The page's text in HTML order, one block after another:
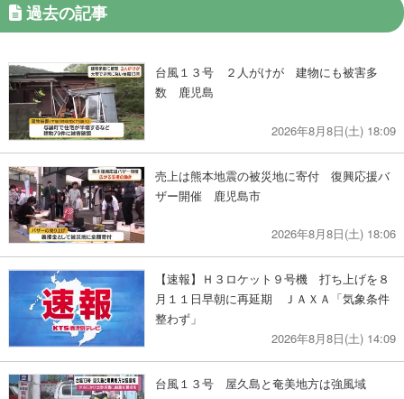
過去の記事
台風１３号 ２人がけが 建物にも被害多
数 鹿児島
2026年8月8日(土) 18:09
売上は熊本地震の被災地に寄付 復興応援バ
ザー開催 鹿児島市
2026年8月8日(土) 18:06
【速報】Ｈ３ロケット９号機 打ち上げを８
月１１日早朝に再延期 ＪＡＸＡ「気象条件
整わず」
2026年8月8日(土) 14:09
台風１３号 屋久島と奄美地方は強風域